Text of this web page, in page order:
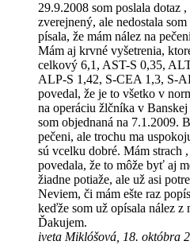
29.9.2008 som poslala dotaz
zverejnený, ale nedostala
písala, že mám nález na
Mám aj krvné vyšetrenia,
celkový 6,1, AST-S 0,35,
ALP-S 1,42, S-CEA 1,3, S-
povedal, že je to všetko v
na operáciu žlčníka v
som objednaná na 7.1.2009.
pečeni, ale trochu ma
sú vcelku dobré. Mám strach
povedala, že to môže byť aj
žiadne potiaže, ale už asi
Neviem, či mám ešte raz
keďže som už opísala nález z
Ďakujem.
iveta Miklóšová, 18. októbra